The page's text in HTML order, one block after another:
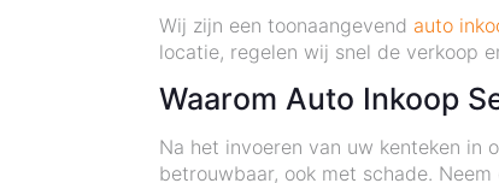
Wij zijn een toonaangevend auto
locatie, regelen wij snel de verkoop
Waarom Auto Inkoop
Na het invoeren van uw kenteken in
betrouwbaar, ook met schade.